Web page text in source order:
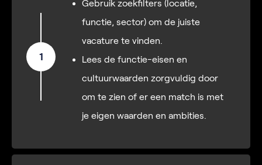
1
Gebruik zoekfilters (locatie,
functie, sector) om de juiste
vacature te vinden.
Lees de functie-eisen en
cultuurwaarden zorgvuldig door
om te zien of er een match is met
je eigen waarden en ambities.